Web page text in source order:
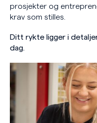
prosjekter og
krav som stilles.
Ditt rykte ligger i
dag.